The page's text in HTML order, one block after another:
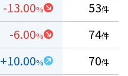
-13.00% 53件
-6.00% 74件
+10.00% 70件